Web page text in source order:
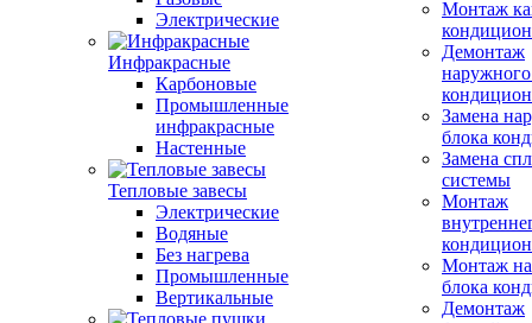
Электрические
Инфракрасные
Карбоновые
Промышленные
инфракрасные
Настенные
Тепловые завесы
Электрические
Водяные
Без нагрева
Промышленные
Вертикальные
Монтаж
Демонтаж
Замена
блока
Замена
системы
Монтаж
Монтаж
блока
Демонтаж